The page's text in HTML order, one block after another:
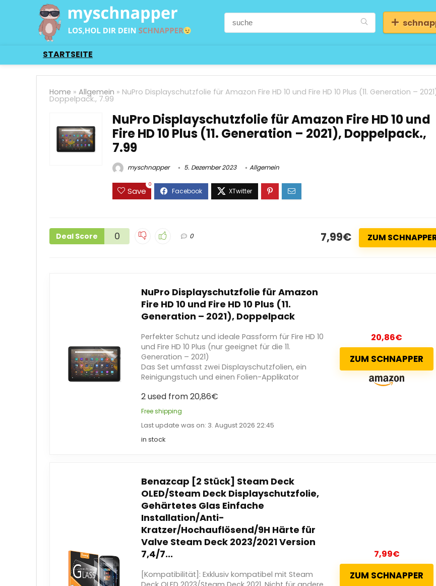
STARTSEITE
Home » Allgemein » NuPro Displayschutzfolie für Amazon Fire HD 10 und Fire HD 10 Plus (11. Generation –
Doppelpack., 7.99
NuPro Displayschutzfolie für Amazon Fire HD 10 und
Fire HD 10 Plus (11. Generation – 2021), Doppelpack.,
7.99
myschnapper 5. Dezember 2023 Allgemein
Save
0
Deal Score 0 0 7,99€ ZUM
NuPro Displayschutzfolie für Amazon
Fire HD 10 und Fire HD 10 Plus (11.
Generation – 2021), Doppelpack
Perfekter Schutz und ideale Passform für Fire HD 10
und Fire HD 10 Plus (nur geeignet für die 11.
Generation – 2021)
Das Set umfasst zwei Displayschutzfolien, ein
Reinigungstuch und einen Folien-Applikator
2 used from 20,86€
Free shipping
Last update was on: 3. August 2026 22:45
in stock
20,86€
ZUM SCHNAPPER
Benazcap [2 Stück] Steam Deck
OLED/Steam Deck Displayschutzfolie,
Gehärtetes Glas Einfache
Installation/Anti-
Kratzer/Hochauflösend/9H Härte für
Valve Steam Deck 2023/2021 Version
7,4/7...
[Kompatibilität]: Exklusiv kompatibel mit Steam
7,99€
ZUM SCHNAPPER